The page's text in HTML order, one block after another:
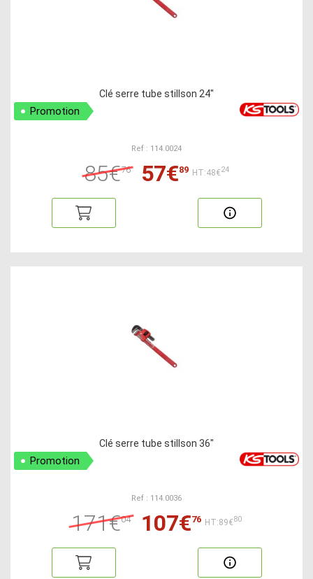
Clé serre tube stillson 24"
Promotion
Ref : 114.0024
85€76 57€89 HT:48€24
Clé serre tube stillson 36"
Promotion
Ref : 114.0036
171€04 107€76 HT:89€80